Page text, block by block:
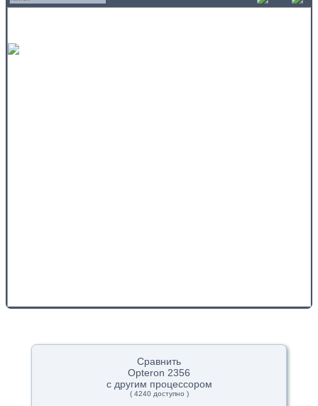
Сравнить
Opteron 2356
с другим процессором
( 4240 доступно )